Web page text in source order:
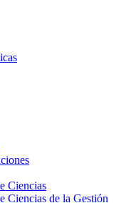
Ciencias
Ciencias de la Gestión